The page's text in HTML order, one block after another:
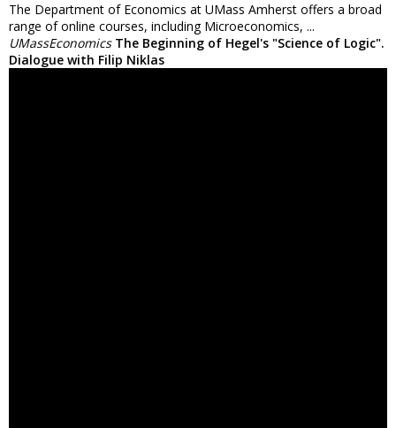
The Department of Economics at UMass Amherst offers a broad
range of online courses, including Microeconomics, ...
UMassEconomics The Beginning of Hegel's "Science of Logic".
Dialogue with Filip Niklas